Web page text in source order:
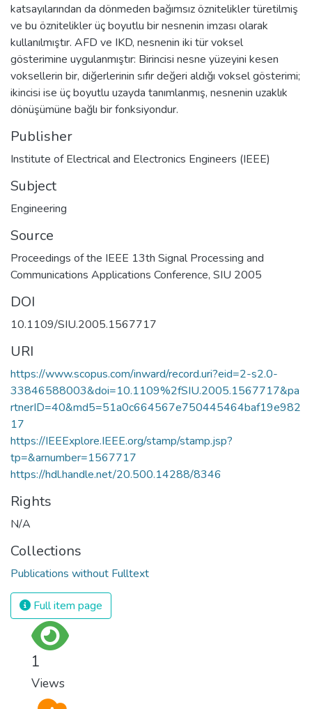
katsayılarından da dönmeden bağımsız öznitelikler türetilmiş
ve bu öznitelikler üç boyutlu bir nesnenin imzası olarak
kullanılmıştır. AFD ve IKD, nesnenin iki tür voksel
gösterimine uygulanmıştır: Birincisi nesne yüzeyini kesen
voksellerin bir, diğerlerinin sıfır değeri aldığı voksel gösterimi;
ikincisi ise üç boyutlu uzayda tanımlanmış, nesnenin uzaklık
dönüşümüne bağlı bir fonksiyondur.
Publisher
Institute of Electrical and Electronics Engineers (IEEE)
Subject
Engineering
Source
Proceedings of the IEEE 13th Signal Processing and
Communications Applications Conference, SIU 2005
DOI
10.1109/SIU.2005.1567717
URI
https://www.scopus.com/inward/record.uri?eid=2-s2.0-
33846588003&doi=10.1109%2fSIU.2005.1567717&pa
rtnerID=40&md5=51a0c664567e750445464baf19e982
17
https://IEEExplore.IEEE.org/stamp/stamp.jsp?
tp=&arnumber=1567717
https://hdl.handle.net/20.500.14288/8346
Rights
N/A
Collections
Publications without Fulltext
Full item page
1
Views